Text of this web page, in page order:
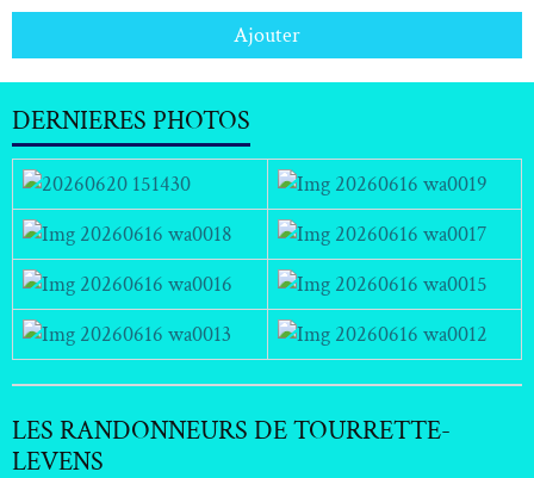
Ajouter
DERNIERES PHOTOS
LES RANDONNEURS DE TOURRETTE-
LEVENS